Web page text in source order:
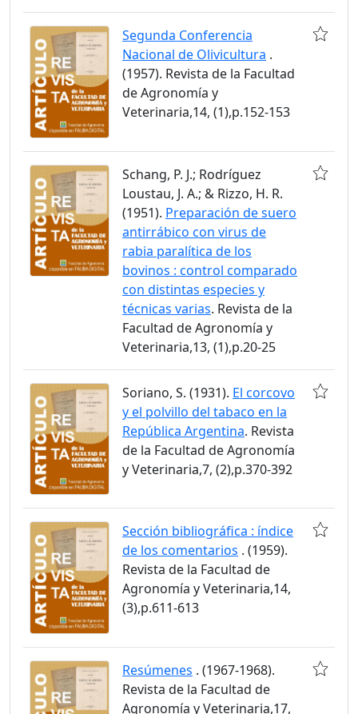
Segunda Conferencia
Nacional de Olivicultura .
(1957). Revista de la Facultad
de Agronomía y
Veterinaria,14, (1),p.152-153
Schang, P. J.; Rodríguez
Loustau, J. A.; & Rizzo, H. R.
(1951). Preparación de suero
antirrábico con virus de
rabia paralítica de los
bovinos : control comparado
con distintas especies y
técnicas varias. Revista de la
Facultad de Agronomía y
Veterinaria,13, (1),p.20-25
Soriano, S. (1931). El corcovo
y el polvillo del tabaco en la
República Argentina. Revista
de la Facultad de Agronomía
y Veterinaria,7, (2),p.370-392
Sección bibliográfica : índice
de los comentarios . (1959).
Revista de la Facultad de
Agronomía y Veterinaria,14,
(3),p.611-613
Resúmenes . (1967-1968).
Revista de la Facultad de
Agronomía y Veterinaria,17,